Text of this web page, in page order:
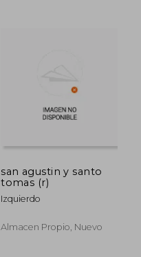
san agustin y santo
tomas (r)
Izquierdo
Almacen Propio, Nuevo